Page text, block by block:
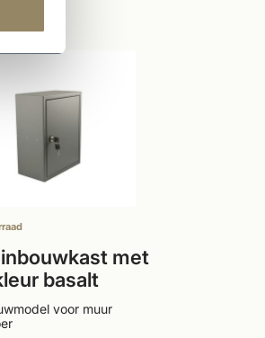
met
basalt
voor muur